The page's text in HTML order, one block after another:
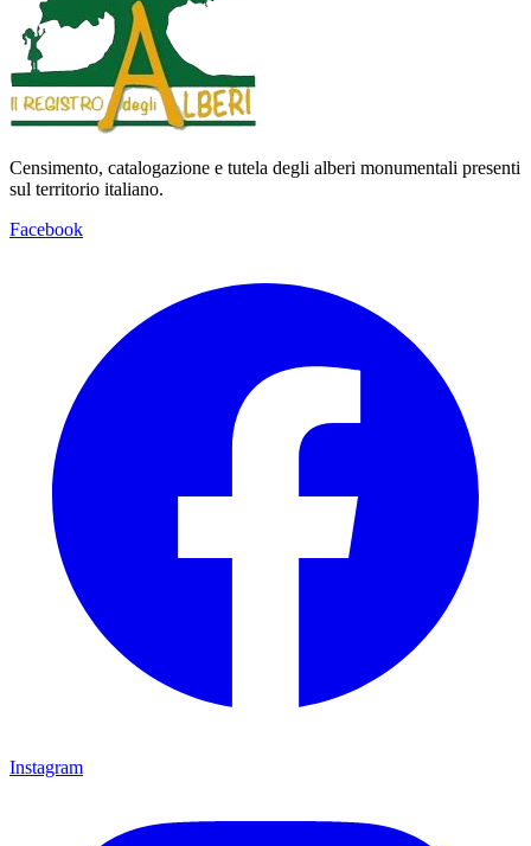
Censimento, catalogazione e tutela degli alberi monumentali presenti
sul territorio italiano.
Facebook
Instagram